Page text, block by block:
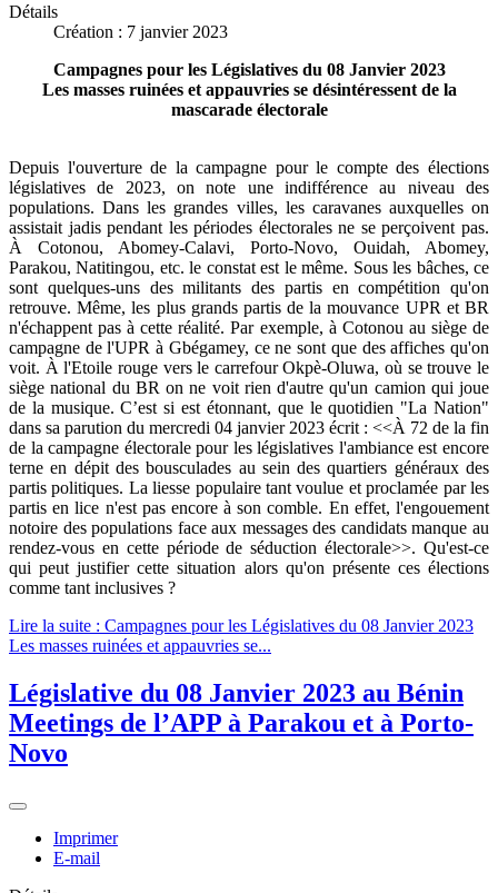
Détails
Création : 7 janvier 2023
Campagnes pour les Législatives du 08 Janvier 2023
Les masses ruinées et appauvries se désintéressent de la
mascarade électorale
Depuis l'ouverture de la campagne pour le compte des élections
législatives de 2023, on note une indifférence au niveau des
populations. Dans les grandes villes, les caravanes auxquelles on
assistait jadis pendant les périodes électorales ne se perçoivent pas.
À Cotonou, Abomey-Calavi, Porto-Novo, Ouidah, Abomey,
Parakou, Natitingou, etc. le constat est le même. Sous les bâches, ce
sont quelques-uns des militants des partis en compétition qu'on
retrouve. Même, les plus grands partis de la mouvance UPR et BR
n'échappent pas à cette réalité. Par exemple, à Cotonou au siège de
campagne de l'UPR à Gbégamey, ce ne sont que des affiches qu'on
voit. À l'Etoile rouge vers le carrefour Okpè-Oluwa, où se trouve le
siège national du BR on ne voit rien d'autre qu'un camion qui joue
de la musique. C’est si est étonnant, que le quotidien "La Nation"
dans sa parution du mercredi 04 janvier 2023 écrit : <<À 72 de la fin
de la campagne électorale pour les législatives l'ambiance est encore
terne en dépit des bousculades au sein des quartiers généraux des
partis politiques. La liesse populaire tant voulue et proclamée par les
partis en lice n'est pas encore à son comble. En effet, l'engouement
notoire des populations face aux messages des candidats manque au
rendez-vous en cette période de séduction électorale>>. Qu'est-ce
qui peut justifier cette situation alors qu'on présente ces élections
comme tant inclusives ?
Lire la suite : Campagnes pour les Législatives du 08 Janvier 2023
Les masses ruinées et appauvries se...
Législative du 08 Janvier 2023 au Bénin
Meetings de l’APP à Parakou et à Porto-
Novo
Imprimer
E-mail